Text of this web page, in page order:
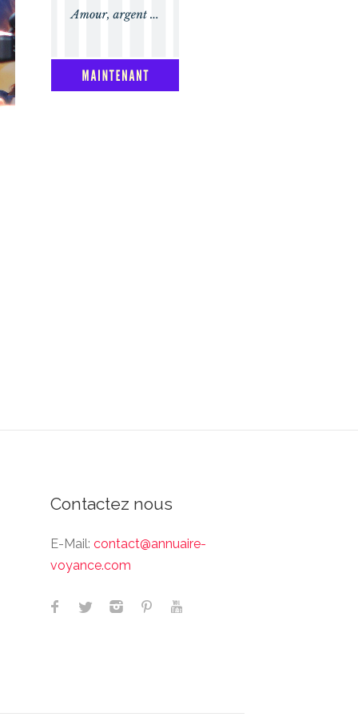
Contactez nous
E-Mail: contact@annuaire-
voyance.com